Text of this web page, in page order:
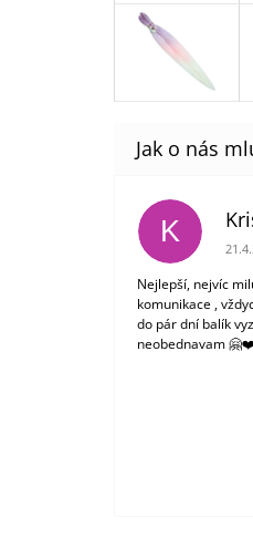
K
Nejlepší, nejvíc
komunikace ,
do pár dní balík
neobednavam 🤗❤️